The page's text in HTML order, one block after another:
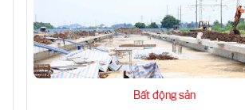
Bất động sản